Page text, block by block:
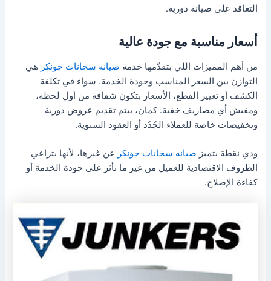
التعاقد على صيانة دورية.
أسعار مناسبة مع جودة عالية
من أهم المميزات اللي بتقدّمها خدمة صيانه سخانات جونكر هي
التوازن بين السعر المناسب وجودة الخدمة. سواء في تكلفة
الكشف أو تغيير القطع، الأسعار بتكون شفافة من أول لحظة،
ومفيش أي مصاريف خفية. كمان، بيتم تقديم عروض دورية
وتخفيضات خاصة للعملاء الجُدُد أو العقود السنوية.
ودي نقطة بتميز صيانه سخانات جونكر عن غيرها، لأنها بتراعي
الظروف الاقتصادية للعميل من غير ما تأثر على جودة الخدمة أو
كفاءة الإصلاح.